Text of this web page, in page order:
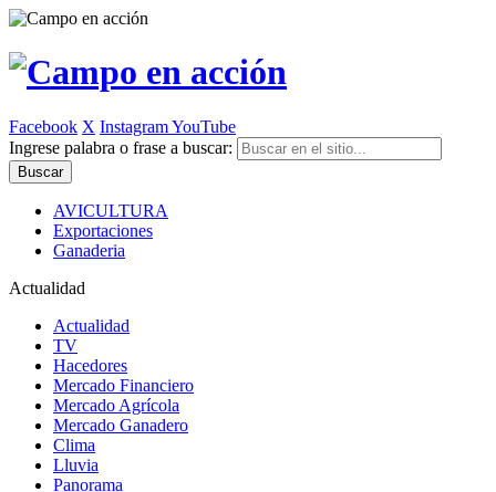
Facebook X InstagramYouTube
Ingrese palabra o frase a buscar:
AVICULTURA
Exportaciones
Ganaderia
Actualidad
Actualidad
TV
Hacedores
Mercado Financiero
Mercado Agrícola
Mercado Ganadero
Clima
Lluvia
Panorama